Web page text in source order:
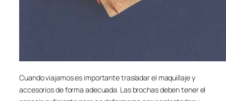
Cuando viajamos es importante trasladar el maquillaje y
accesorios de forma adecuada. Las brochas deben tener el